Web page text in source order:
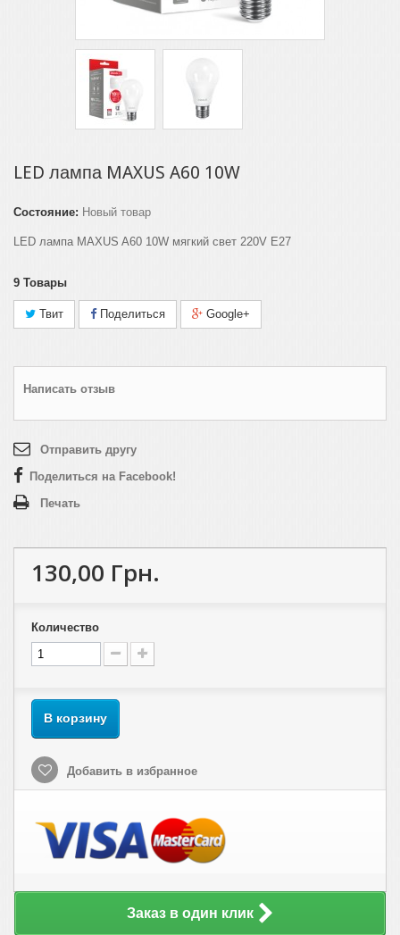
LED лампа MAXUS A60 10W
Состояние: Новый товар
LED лампа MAXUS A60 10W мягкий свет 220V E27
9 Товары
Твит Поделиться Google+
Написать отзыв
Отправить другу
Поделиться на Facebook!
Печать
130,00 Грн.
Количество
В корзину
Добавить в избранное
Заказ в один клик